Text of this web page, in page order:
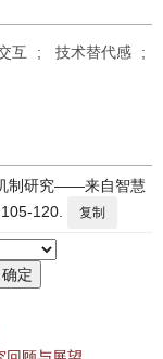
互 ; 技术替代感 ;
制研究——来自智慧
120.
复制